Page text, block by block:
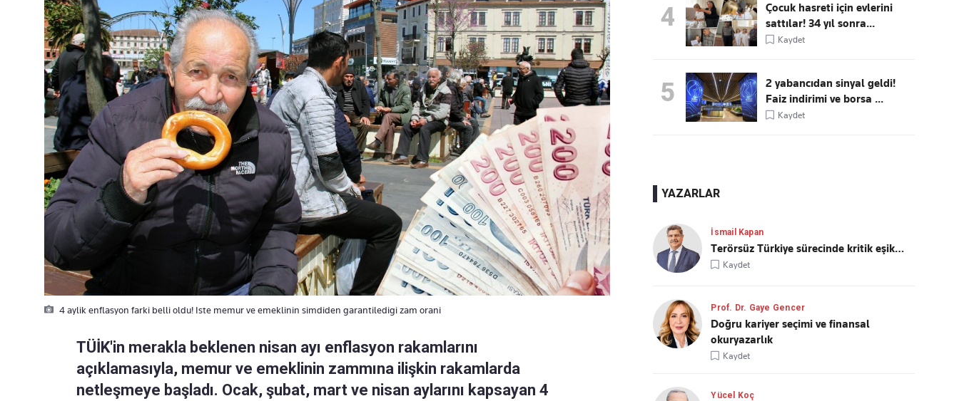
4 aylik enflasyon farki belli oldu! Iste memur ve emeklinin simdiden garantiledigi zam orani
TÜİK'in merakla beklenen nisan ayı enflasyon rakamlarını
açıklamasıyla, memur ve emeklinin zammına ilişkin rakamlarda
netleşmeye başladı. Ocak, şubat, mart ve nisan aylarını kapsayan 4
4
Çocuk hasreti için evlerini
sattılar! 34 yıl sonra...
Kaydet
5
2 yabancıdan sinyal geldi!
Faiz indirimi ve borsa ...
Kaydet
YAZARLAR
İsmail Kapan
Terörsüz Türkiye sürecinde kritik eşik…
Kaydet
Prof. Dr. Gaye Gencer
Doğru kariyer seçimi ve finansal
okuryazarlık
Kaydet
Yücel Koç